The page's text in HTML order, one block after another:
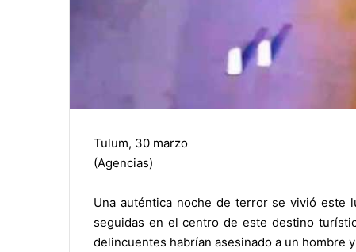
Tulum, 30 marzo
(Agencias)
Una auténtica noche de terror se vivió este
seguidas en el centro de este destino
delincuentes habrían asesinado a un hombre